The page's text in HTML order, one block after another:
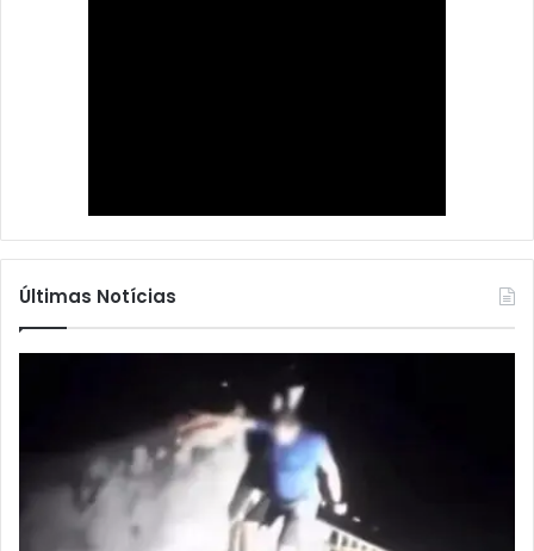
Últimas Notícias